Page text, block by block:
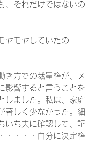
、それだけではないの
ヤモヤしていたの
き方での裁量権が、メ
影響すると言うことを
しました。私は、家庭
著しく少なかった。細
いち夫に確認して、証
・・・・自分に決定権